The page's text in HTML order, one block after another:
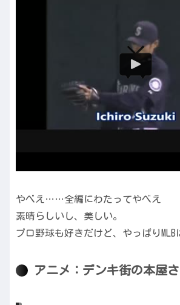
やべえ……全編にわたってやべえ
素晴らしいし、美しい。
プロ野球も好きだけど、やっぱり
アニメ：デンキ街の本屋